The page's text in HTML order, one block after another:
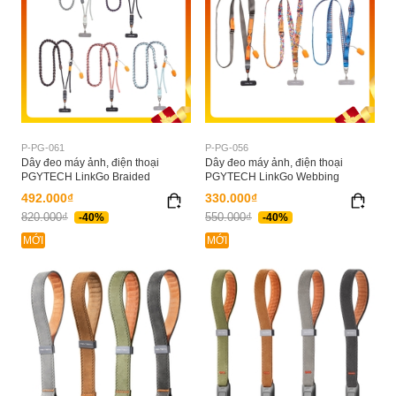
P-PG-061
Dây đeo máy ảnh, điện thoại
PGYTECH LinkGo Braided
492.000₫
820.000₫
-40%
MỚI
P-PG-056
Dây đeo máy ảnh, điện thoại
PGYTECH LinkGo Webbing
330.000₫
550.000₫
-40%
MỚI